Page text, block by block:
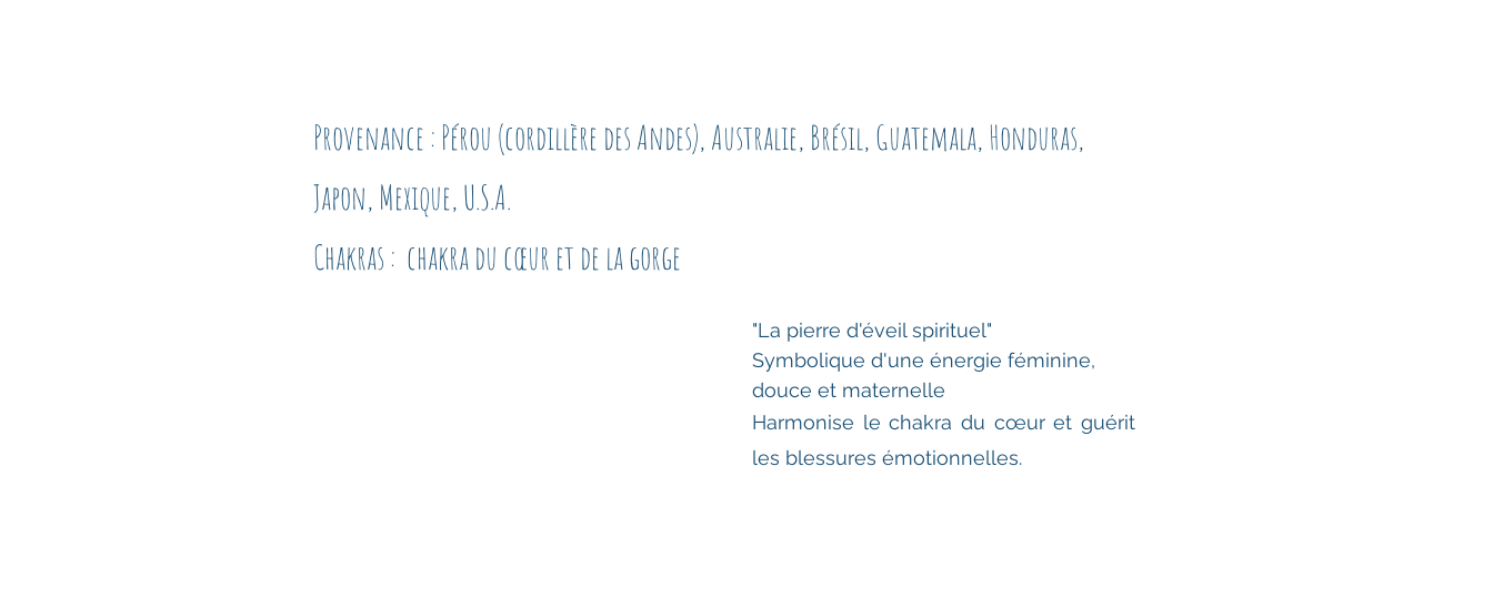
Provenance : Pérou (cordillère des Andes), Australie, Brésil, Guatemala, Honduras,
Japon, Mexique, U.S.A.
Chakras :  chakra du cœur et de la gorge
"La pierre d'éveil spirituel"
Symbolique d'une énergie féminine,
douce et maternelle
Harmonise le chakra du cœur et guérit
les blessures émotionnelles.